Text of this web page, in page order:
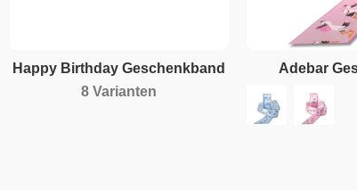
Happy Birthday Geschenkband
8 Varianten
Adebar